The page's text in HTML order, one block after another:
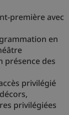
première avec
en
présence des
privilégié
privilégiées